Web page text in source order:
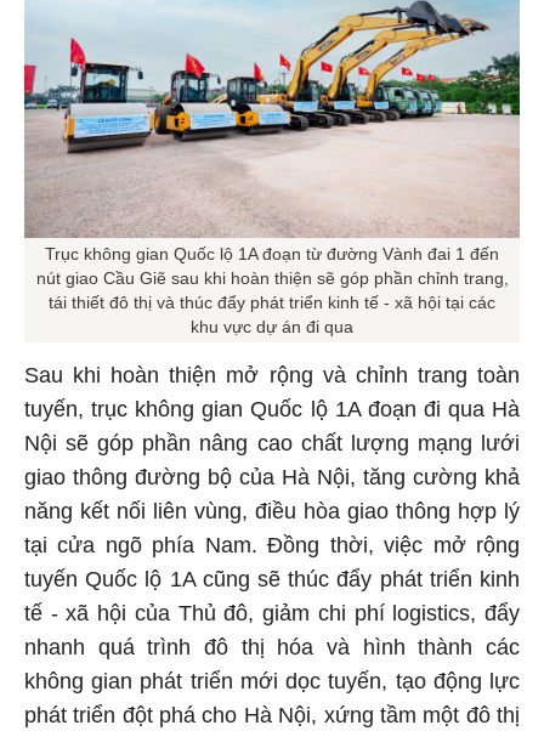
Trục không gian Quốc lộ 1A đoạn từ đường Vành đai 1 đến
nút giao Cầu Giẽ sau khi hoàn thiện sẽ góp phần chỉnh trang,
tái thiết đô thị và thúc đẩy phát triển kinh tế - xã hội tại các
khu vực dự án đi qua
Sau khi hoàn thiện mở rộng và chỉnh trang toàn
tuyến, trục không gian Quốc lộ 1A đoạn đi qua Hà
Nội sẽ góp phần nâng cao chất lượng mạng lưới
giao thông đường bộ của Hà Nội, tăng cường khả
năng kết nối liên vùng, điều hòa giao thông hợp lý
tại cửa ngõ phía Nam. Đồng thời, việc mở rộng
tuyến Quốc lộ 1A cũng sẽ thúc đẩy phát triển kinh
tế - xã hội của Thủ đô, giảm chi phí logistics, đẩy
nhanh quá trình đô thị hóa và hình thành các
không gian phát triển mới dọc tuyến, tạo động lực
phát triển đột phá cho Hà Nội, xứng tầm một đô thị